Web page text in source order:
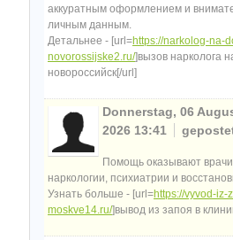
аккуратным оформлением и
личным данным.
Детальнее - [url=https://narkolog-na-
novorossijske2.ru/]вызов нарколога
новороссийск[/url]
Donnerstag, 06
2026 13:41
Помощь оказывают врачи
наркологии, психиатрии и
Узнать больше - [url=https://vyvod-iz-
moskve14.ru/]вывод из запоя в